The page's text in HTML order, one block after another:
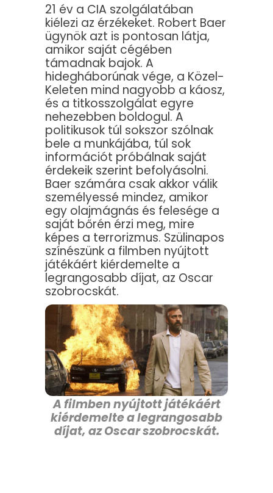
21 év a CIA szolgálatában
kiélezi az érzékeket. Robert Baer
ügynök azt is pontosan látja,
amikor saját cégében
támadnak bajok. A
hidegháborúnak vége, a Közel-
Keleten mind nagyobb a káosz,
és a titkosszolgálat egyre
nehezebben boldogul. A
politikusok túl sokszor szólnak
bele a munkájába, túl sok
információt próbálnak saját
érdekeik szerint befolyásolni.
Baer számára csak akkor válik
személyessé mindez, amikor
egy olajmágnás és felesége a
saját bőrén érzi meg, mire
képes a terrorizmus. Szülinapos
színészünk a filmben nyújtott
játékáért kiérdemelte a
legrangosabb díjat, az Oscar
szobrocskát.
A filmben nyújtott játékáért
kiérdemelte a legrangosabb
díjat, az Oscar szobrocskát.